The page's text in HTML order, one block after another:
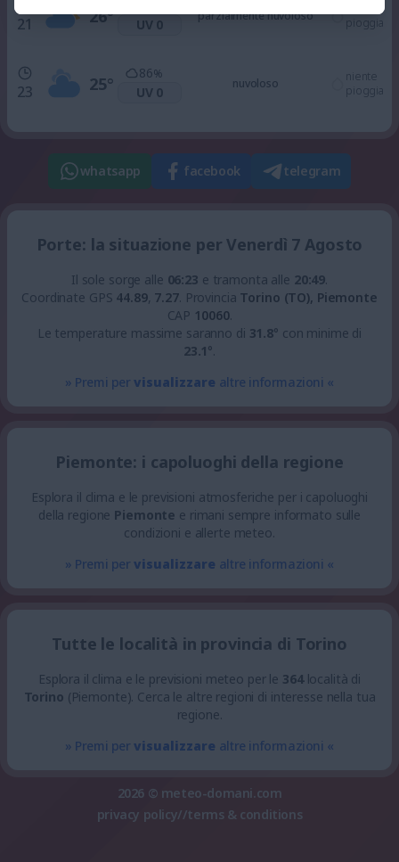
21 26° UV 0
parzialmente nuvoloso
pioggia
23 25°
86%
UV 0
nuvoloso
niente
pioggia
whatsapp facebook telegram
Porte: la situazione per Venerdì 7 Agosto
Il sole sorge alle 06:23 e tramonta alle 20:49.
Coordinate GPS 44.89, 7.27. Provincia Torino (TO), Piemonte
CAP 10060.
Le temperature massime saranno di 31.8° con minime di
23.1°.
» Premi pervisualizzare altre informazioni «
Piemonte: i capoluoghi della regione
Esplora il clima e le previsioni atmosferiche per i capoluoghi
della regione Piemonte e rimani sempre informato sulle
condizioni e allerte meteo.
» Premi pervisualizzare altre informazioni «
Tutte le località in provincia di Torino
Esplora il clima e le previsioni meteo per le 364località di
Torino (Piemonte). Cerca le altre regioni di interesse nella tua
regione.
» Premi pervisualizzare altre informazioni «
2026 © meteo-domani.com
privacy policy//terms & conditions